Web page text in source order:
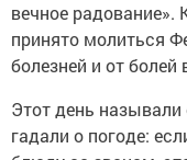
вечное радование».
принято молиться
болезней и от болей
Этот день
гадали о погоде: